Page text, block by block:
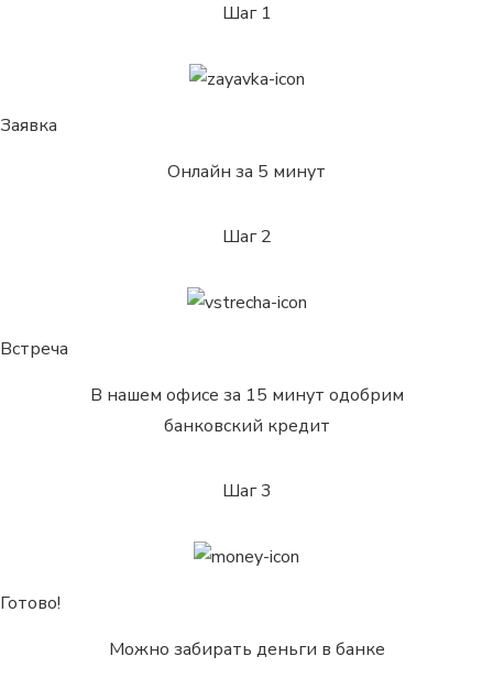
Шаг 1
Заявка
Онлайн за 5 минут
Шаг 2
Встреча
В нашем офисе за 15 минут одобрим
банковский кредит
Шаг 3
Готово!
Можно забирать деньги в банке